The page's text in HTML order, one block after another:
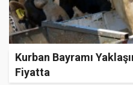
Kurban Bayramı
Fiyatta